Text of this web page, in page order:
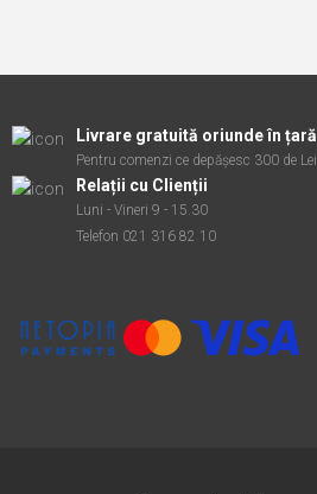
Livrare gratuită oriunde în țară
Pentru comenzi ce depășesc 300 de Lei
Relații cu Clienții
Luni - Vineri 9 - 15.30
Telefon 021 316 82 10